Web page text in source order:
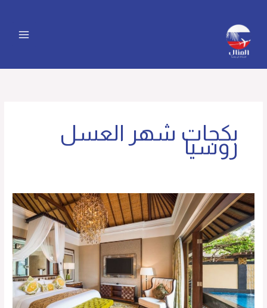
المحتوى
بكجات شهر العسل
روسيا
رحلات
شهر
العسل
روسيا
(بكجات
شهر
العسل
روسيا)